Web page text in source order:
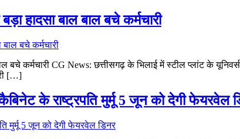
हादसा बाल बाल बचे कर्मचारी
बचे कर्मचारी CG News: छत्तीसगढ़ के भिलाई में स्टील प्लांट के
[…]
के राष्ट्रपति मुर्मू 5 जून को देगी फेयरवेल